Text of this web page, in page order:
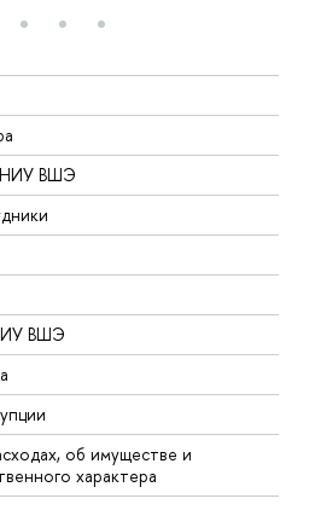
НИУ ВШЭ
ВШЭ
об имуществе и
характера